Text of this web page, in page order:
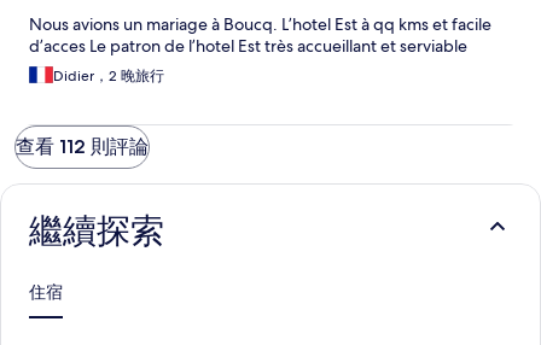
Nous avions un mariage à Boucq. L’hotel Est à qq kms et facile
d’acces Le patron de l’hotel Est très accueillant et serviable
Didier，2 晚旅行
查看 112 則評論
繼續探索
住宿